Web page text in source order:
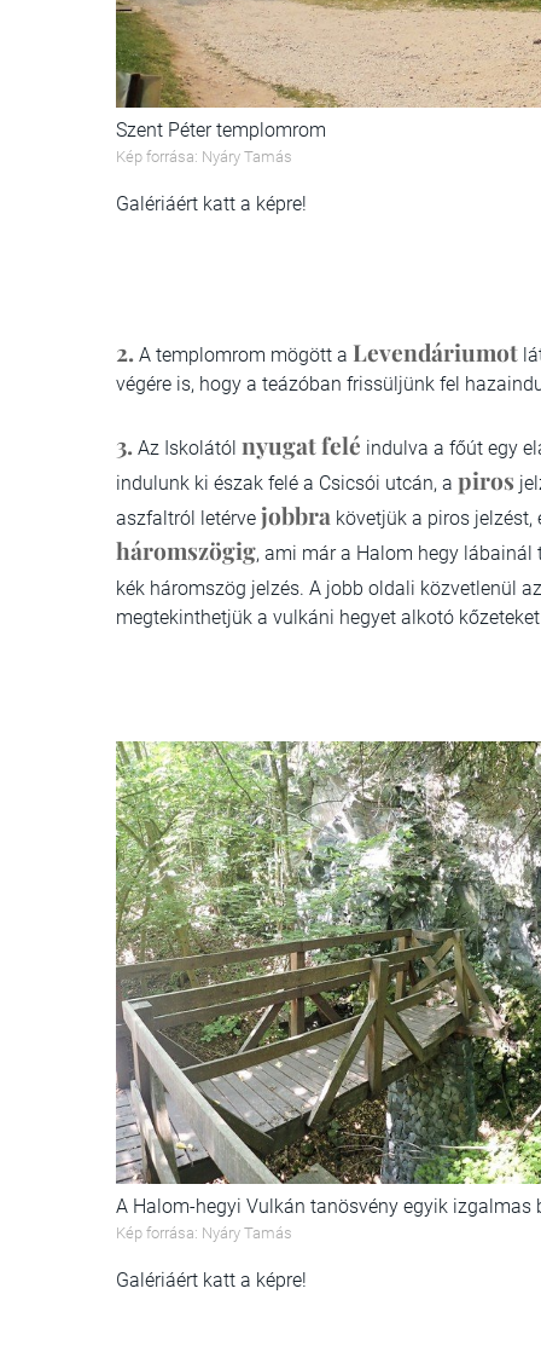
Szent Péter templomrom
Kép forrása: Nyáry Tamás
Galériáért katt a képre!
2. A templomrom mögött a Levendáriumot
végére is, hogy a teázóban frissüljünk fel
3. Az Iskolától nyugat felé indulva a főút egy
indulunk ki észak felé a Csicsói utcán, a piros
aszfaltról letérve jobbra követjük a piros
háromszögig, ami már a Halom hegy
kék háromszög jelzés. A jobb oldali közvetlenül
megtekinthetjük a vulkáni hegyet alkotó
A Halom-hegyi Vulkán tanösvény egyik izgalmas
Kép forrása: Nyáry Tamás
Galériáért katt a képre!